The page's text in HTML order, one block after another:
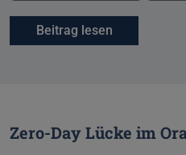
Beitrag lesen
Zero-Day Lücke im